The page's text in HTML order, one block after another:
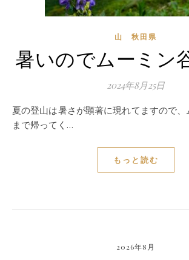
山 秋田県
暑いのでムーミン
2024年8月25日
夏の登山は暑さが顕著に現れてますので、ムリをせずにお昼
まで帰ってく…
もっと読む
2026年8月